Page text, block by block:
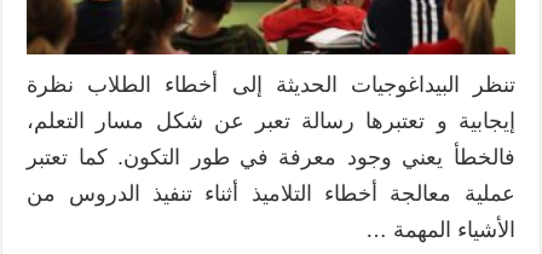
تنظر البيداغوجيات الحديثة إلى أخطاء الطلاب نظرة
إيجابية و تعتبرها رسالة تعبر عن شكل مسار التعلم،
فالخطأ يعني وجود معرفة في طور التكون. كما تعتبر
عملية معالجة أخطاء التلاميذ أثناء تنفيذ الدروس من
الأشياء المهمة …